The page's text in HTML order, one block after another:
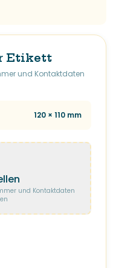
Etikett
und Kontaktdaten
120 × 110 mm
und Kontaktdaten